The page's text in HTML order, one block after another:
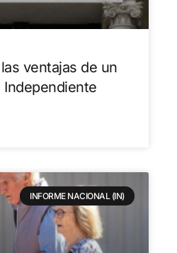
ventajas de un
Independiente
INFORME NACIONAL (IN)